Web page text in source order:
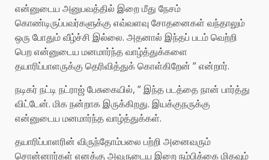
என்னுடைய அனுபவத்தில் இறை மீது நேசம்
கொண்டிருப்பவர்களுக்கு எவ்வளவு சோதனைகள் வந்தாலும்
ஒரு போதும் வீழ்ச்சி இல்லை. அதனால் இந்தப் படம் வெற்றி
பெற என்னுடைய மனமார்ந்த வாழ்த்துக்களை
தயாரிப்பாளருக்கு தெரிவித்துக் கொள்கிறேன் ” என்றார்.
நடிகர் நட்டி நட்ராஜ் பேசுகையில், ” இந்த படத்தை நான் பார்த்து
விட்டேன். மிக நன்றாக இருக்கிறது. இயக்குநருக்கு
என்னுடைய மனமார்ந்த வாழ்த்துக்கள்.
தயாரிப்பாளரின் விருந்தோம்பலை பற்றி அனைவரும்
சொன்னார்கள் எனக்கு அவருடைய இறை நம்பிக்கை மிகவும்